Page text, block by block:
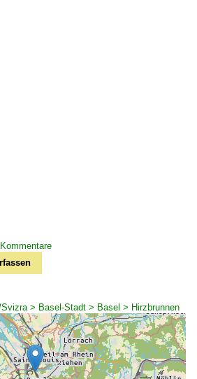
> Basel-Stadt > Basel > Hirzbrunnen